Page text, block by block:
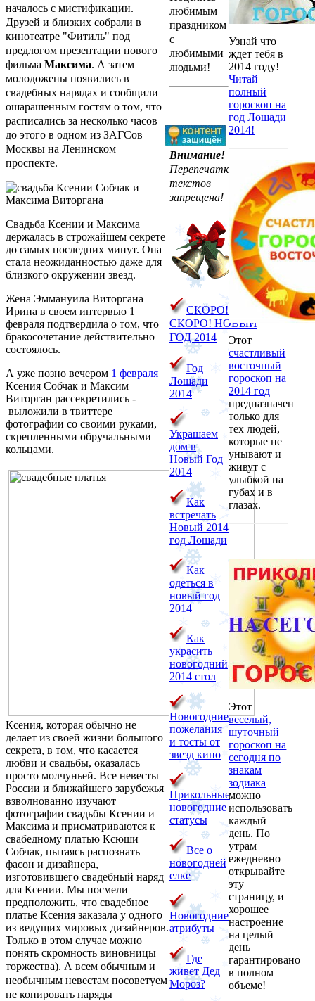
началось с мистификации.
Друзей и близких собрали в
кинотеатре "Фитиль" под
предлогом презентации нового
фильма Максима. А затем
молодожены появились в
свадебных нарядах и сообщили
ошарашенным гостям о том, что
расписались за несколько часов
до этого в одном из ЗАГСов
Москвы на Ленинском
проспекте.
Свадьба Ксении и Максима
держалась в строжайшем секрете
до самых последних минут. Она
стала неожиданностью даже для
близкого окружении звезд.
Жена Эммануила Виторгана
Ирина в своем интервью 1
февраля подтвердила о том, что
бракосочетание действительно
состоялось.
А уже позно вечером 1 февраля
Ксения Собчак и Максим
Виторган рассекретились -
выложили в твиттере
фотографии со своими руками,
скрепленными обручальными
кольцами.
Ксения, которая обычно не
делает из своей жизни большого
секрета, в том, что касается
любви и свадьбы, оказалась
просто молчуньей. Все невесты
России и ближайшего зарубежья
взволнованно изучают
фотографии свадьбы Ксении и
Максима и присматриваются к
свабедному платью Ксюши
Собчак, пытаясь распознать
фасон и дизайнера,
изготовившего свадебный наряд
для Ксении. Мы посмели
предположить, что свадебное
платье Ксения заказала у одного
из ведущих мировых дизайнеров.
Только в этом случае можно
понять скромность виновницы
торжества). А всем обычным и
необычным невестам посоветуем
не копировать наряды
любимым
праздником
с
любимыми
людьми!
Внимание!
Перепечатка
текстов
запрещена!
СКОРО!
СКОРО! НОВЫЙ
ГОД 2014
Год
Лошади
2014
Украшаем
дом в
Новый Год
2014
Как
встречать
Новый 2014
год Лошади
Как
одеться в
новый год
2014
Как
украсить
новогодний
2014 стол
Новогодние
пожелания
и тосты от
звезд кино
Прикольные
новогодние
статусы
Все о
новогодней
елке
Новогодние
атрибуты
Где
живет Дед
Мороз?
Узнай что
ждет тебя в
2014 году!
Читай
полный
гороскоп на
год Лошади
2014!
Этот
счастливый
восточный
гороскоп на
2014 год
предназначен
только для
тех людей,
которые не
унывают и
живут с
улыбкой на
губах и в
глазах.
Этот
веселый,
шуточный
гороскоп на
сегодня по
знакам
зодиака
можно
использовать
каждый
день. По
утрам
ежедневно
открывайте
эту
страницу, и
хорошее
настроение
на целый
день
гарантировано
в полном
объеме!